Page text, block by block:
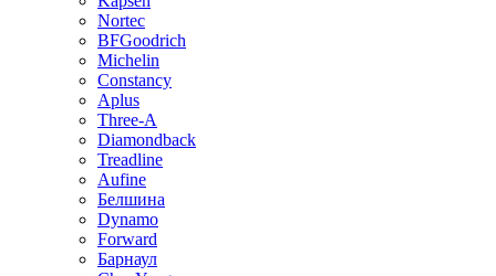
Nortec
BFGoodrich
Michelin
Constancy
Aplus
Three-A
Diamondback
Treadline
Aufine
Белшина
Dynamo
Forward
Барнаул